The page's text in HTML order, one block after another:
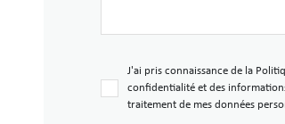
J'ai pris connaissance de la
confidentialité et des
traitement de mes données